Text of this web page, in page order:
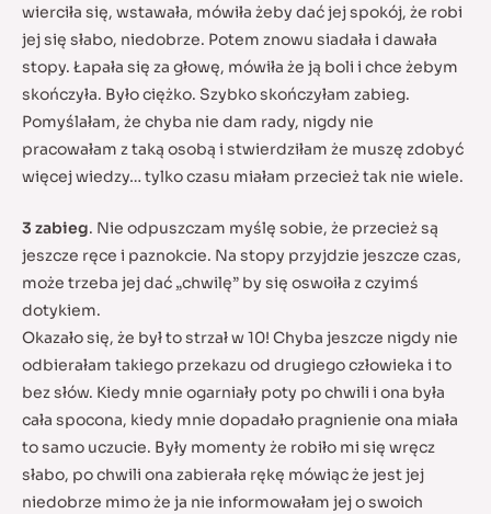
wierciła się, wstawała, mówiła żeby dać jej spokój, że robi
jej się słabo, niedobrze. Potem znowu siadała i dawała
stopy. Łapała się za głowę, mówiła że ją boli i chce żebym
skończyła. Było ciężko. Szybko skończyłam zabieg.
Pomyślałam, że chyba nie dam rady, nigdy nie
pracowałam z taką osobą i stwierdziłam że muszę zdobyć
więcej wiedzy… tylko czasu miałam przecież tak nie wiele.
3 zabieg. Nie odpuszczam myślę sobie, że przecież są
jeszcze ręce i paznokcie. Na stopy przyjdzie jeszcze czas,
może trzeba jej dać „chwilę” by się oswoiła z czyimś
dotykiem.
Okazało się, że był to strzał w 10! Chyba jeszcze nigdy nie
odbierałam takiego przekazu od drugiego człowieka i to
bez słów. Kiedy mnie ogarniały poty po chwili i ona była
cała spocona, kiedy mnie dopadało pragnienie ona miała
to samo uczucie. Były momenty że robiło mi się wręcz
słabo, po chwili ona zabierała rękę mówiąc że jest jej
niedobrze mimo że ja nie informowałam jej o swoich